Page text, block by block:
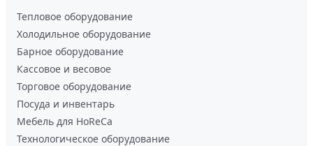
Тепловое оборудование
Холодильное оборудование
Барное оборудование
Кассовое и весовое
Торговое оборудование
Посуда и инвентарь
Мебель для HoReCa
Технологическое оборудование